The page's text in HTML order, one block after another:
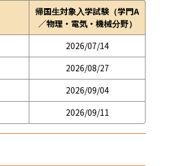
帰国生対象入学試験（学門A
／物理・電気・機械分野）
2026/07/14
2026/08/27
2026/09/04
2026/09/11